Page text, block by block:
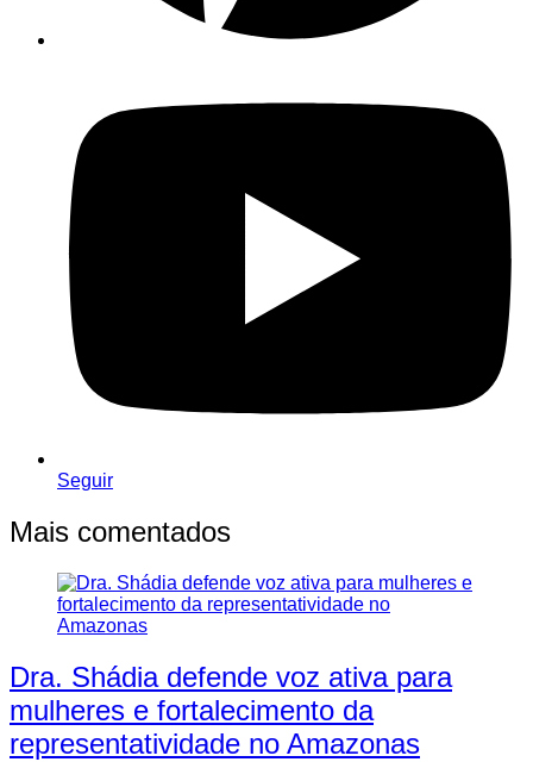
Seguir
Mais comentados
Dra. Shádia defende voz ativa para
mulheres e fortalecimento da
representatividade no Amazonas